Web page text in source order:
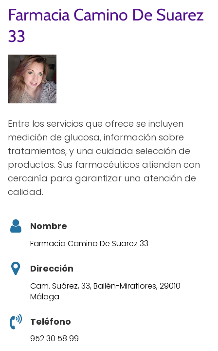
Farmacia Camino De Suarez
33
Entre los servicios que ofrece se incluyen
medición de glucosa, información sobre
tratamientos, y una cuidada selección de
productos. Sus farmacéuticos atienden con
cercanía para garantizar una atención de
calidad.
Nombre
Farmacia Camino De Suarez 33
Dirección
Cam. Suárez, 33, Bailén-Miraflores, 29010
Málaga
Teléfono
952 30 58 99